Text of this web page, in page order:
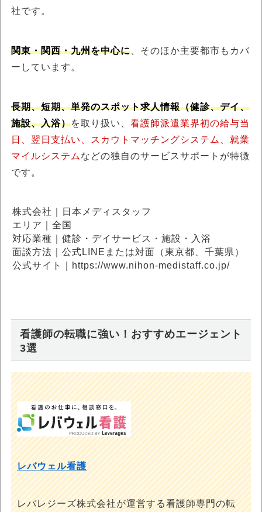
社です。
関東・関西・九州を中心に 、そのほか主要都市もカバ
ーしています。
長期、短期、単発のスポット求人情報（健診、デイ、
施設、入浴）を取り扱い、 看護師派遣業界初の給与当
日、翌日支払い、スカウトマッチングシステム、就業
マイルシステム などの独自のサービスサポートが特徴
です。
株式会社｜日本メディスタッフ
エリア｜全国
対応業種｜健診・デイサービス・施設・入浴
面談方法｜公式LINEまたは対面（東京都、千葉県）
公式サイト｜https://www.nihon-medistaff.co.jp/
看護師の転職に強い！おすすめエージェント
3選
レバウェル看護
レバレジーズ株式会社が運営する看護師専門の転